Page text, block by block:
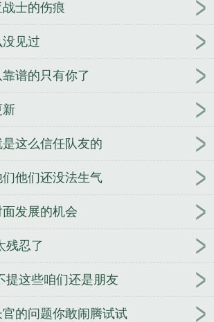
士的伤痕
见过
谱的只有你了
新
这么信任队友的
他们还没法生气
发展的机会
残忍了
提这些咱们还是朋友
的问题你敢闹腾试试